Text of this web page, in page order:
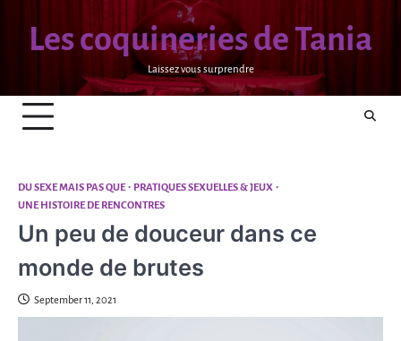
contentLes coquineries de Tania
Laissez vous surprendre
DU SEXE MAIS PAS QUE
PRATIQUES SEXUELLES & JEUX
UNE HISTOIRE DE RENCONTRES
Un peu de douceur dans ce
monde de brutes
September 11, 2021